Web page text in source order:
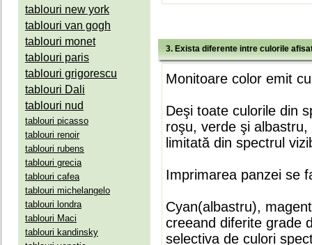
tablouri new york
tablouri van gogh
tablouri monet
tablouri paris
tablouri grigorescu
tablouri Dali
tablouri nud
tablouri picasso
tablouri renoir
tablouri rubens
tablouri grecia
tablouri cafea
tablouri michelangelo
tablouri londra
tablouri Maci
tablouri kandinsky
3. Exista diferente intre culorile
Monitoare color emit
Deşi toate culorile din
roşu, verde şi
limitată din spectrul
Imprimarea panzei se
Cyan(albastru),
creeand diferite grade
selectiva de culori